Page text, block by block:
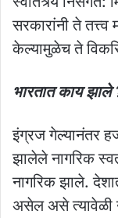
सरकारांनी ते
केल्यामुळेच ते
भारतात काय झाले
इंग्रज गेल्यानंतर
झालेले नागरिक
नागरिक झाले.
असेल असे त्यावेळी